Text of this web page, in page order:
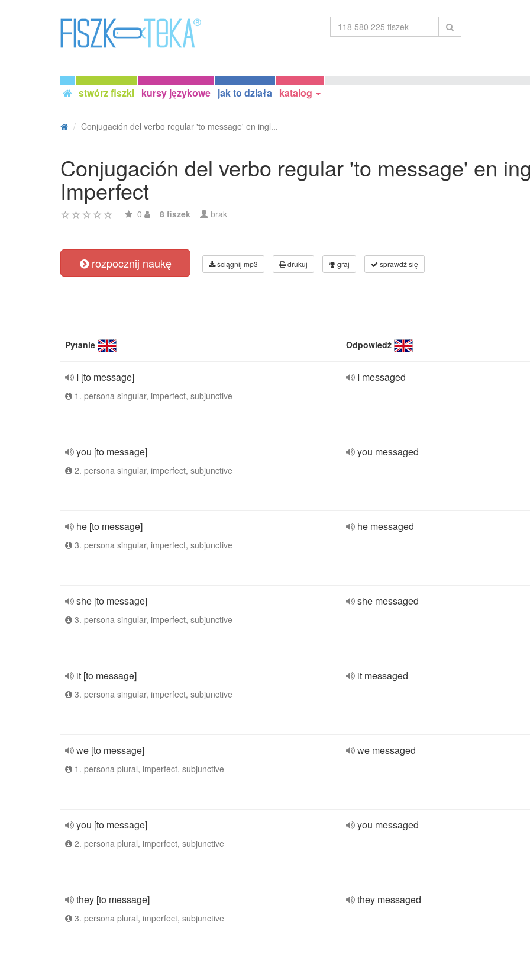
stwórz fiszki kursy językowe jak to działa katalog
Conjugación del verbo regular 'to message' en ingl...
Conjugación del verbo regular 'to message' en
Imperfect
0 8 fiszek brak
rozpocznij naukę ściągnij mp3 drukuj graj sprawdź się
Pytanie Odpowiedź
I [to message]
1. persona singular, imperfect, subjunctive
I messaged
you [to message]
2. persona singular, imperfect, subjunctive
you messaged
he [to message]
3. persona singular, imperfect, subjunctive
he messaged
she [to message]
3. persona singular, imperfect, subjunctive
she messaged
it [to message]
3. persona singular, imperfect, subjunctive
it messaged
we [to message]
1. persona plural, imperfect, subjunctive
we messaged
you [to message]
2. persona plural, imperfect, subjunctive
you messaged
they [to message]
3. persona plural, imperfect, subjunctive
they messaged